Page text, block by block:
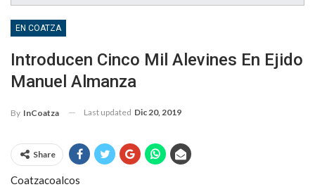
EN COATZA
Introducen Cinco Mil Alevines En Ejido
Manuel Almanza
By InCoatza Last updated Dic 20, 2019
Share
Coatzacoalcos